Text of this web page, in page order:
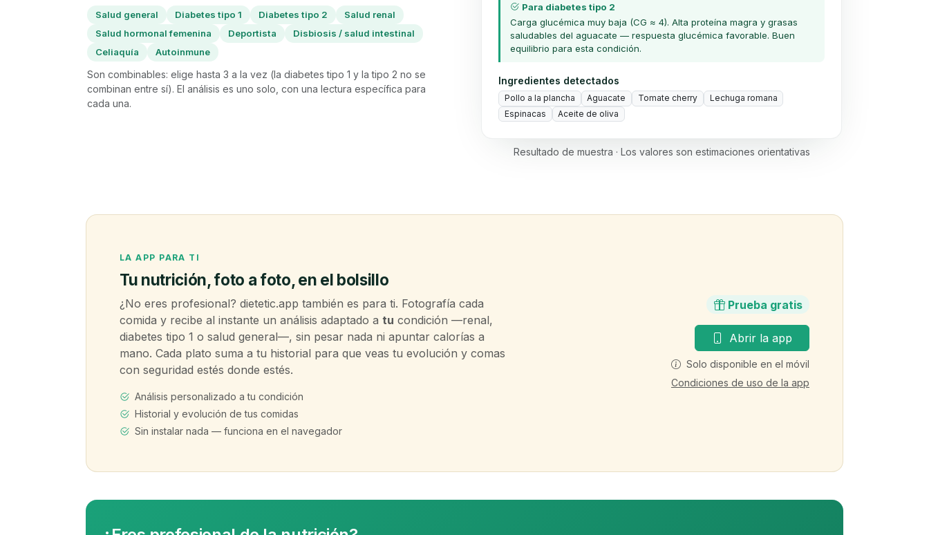
Salud general Diabetes tipo 1 Diabetes tipo 2
Salud renal
Salud hormonal femenina
Deportista
Disbiosis / salud intestinal
Celiaquía
Autoinmune
Son combinables: elige hasta 3 a la vez (la diabetes tipo 1 y la tipo 2 no se
combinan entre sí). El análisis es uno solo, con una lectura específica para
cada una.
Para diabetes tipo 2
Carga glucémica muy baja (CG ≈ 4). Alta proteína magra y grasas
saludables del aguacate — respuesta glucémica favorable. Buen
equilibrio para esta condición.
Ingredientes detectados
Pollo a la plancha Aguacate Tomate cherry
Lechuga romana
Espinacas
Aceite de oliva
Resultado de muestra · Los valores son estimaciones orientativas
LA APP PARA TI
Tu nutrición, foto a foto, en el bolsillo
¿No eres profesional? dietetic.app también es para ti. Fotografía cada
comida y recibe al instante un análisis adaptado a tu condición —renal,
diabetes tipo 1 o salud general—, sin pesar nada ni apuntar calorías a
mano. Cada plato suma a tu historial para que veas tu evolución y comas
con seguridad estés donde estés.
Análisis personalizado a tu condición
Historial y evolución de tus comidas
Sin instalar nada — funciona en el navegador
Prueba gratis
Abrir la app
Solo disponible en el móvil
Condiciones de uso de la app